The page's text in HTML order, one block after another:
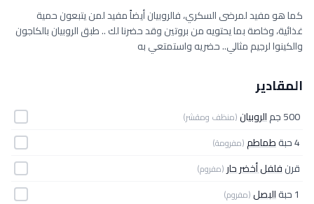
كما هو مفيد لمرضى السكري، فالروبيان أيضاً مفيد لمن يتبعون حمية
غذائية، وخاصة بما يحتويه من بروتين وقد حضرنا لك .. طبق الروبيان بالكاجون
والكينوا لرجيم مثالي.. حضريه واستمتعي به
المقادير
500 جم الروبيان(منظف ومقشر)
4 حبة طماطم(مفرومة)
قرنفلفل أخضر حار (مفروم)
1 حبة البصل(مفروم)